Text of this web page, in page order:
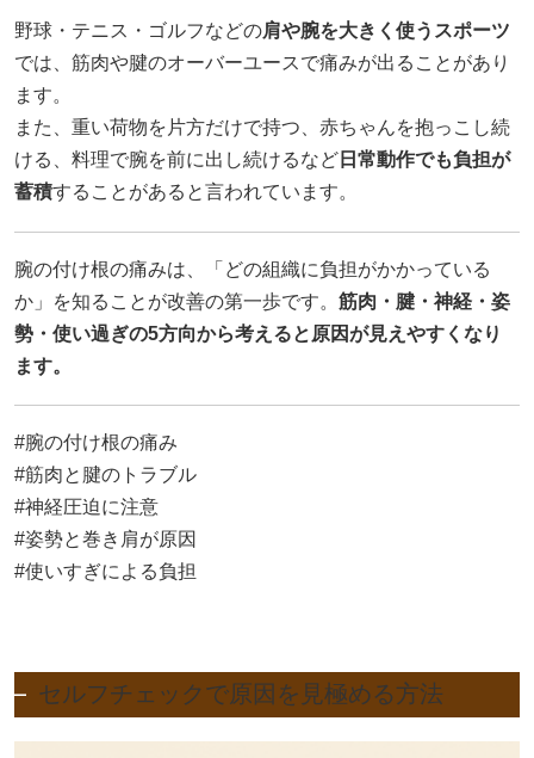
野球・テニス・ゴルフなどの肩や腕を大きく使うスポーツ
では、筋肉や腱のオーバーユースで痛みが出ることがあり
ます。
また、重い荷物を片方だけで持つ、赤ちゃんを抱っこし続
ける、料理で腕を前に出し続けるなど 日常動作でも負担が
蓄積することがあると言われています。
腕の付け根の痛みは、「どの組織に負担がかかっている
か」を知ることが改善の第一歩です。 筋肉・腱・神経・姿
勢・使い過ぎの5方向から考えると原因が見えやすくなり
ます。
#腕の付け根の痛み
#筋肉と腱のトラブル
#神経圧迫に注意
#姿勢と巻き肩が原因
#使いすぎによる負担
セルフチェックで原因を見極める方法